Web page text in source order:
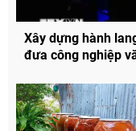
Xây dựng hành
đưa công nghiệp